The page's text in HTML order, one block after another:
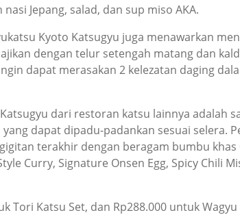
Jepang, salad, dan sup miso AKA.
Kyoto Katsugyu juga menawarkan
dengan telur setengah matang dan
dapat merasakan 2 kelezatan daging
dari restoran katsu lainnya adalah
dapat dipadu-padankan sesuai selera.
terakhir dengan beragam bumbu khas
Curry, Signature Onsen Egg, Spicy Chili
Tori Katsu Set, dan Rp288.000 untuk